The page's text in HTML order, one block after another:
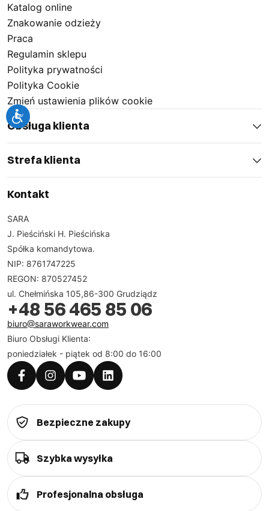
Katalog online
Znakowanie odzieży
Praca
Regulamin sklepu
Polityka prywatności
Polityka Cookie
Zmień ustawienia plików cookie
Obsługa klienta
Strefa klienta
Kontakt
SARA
J. Pieściński H. Pieścińska
Spółka komandytowa.
NIP: 8761747225
REGON: 870527452
ul. Chełmińska 105,86-300 Grudziądz
+48 56 465 85 06
biuro@saraworkwear.com
Biuro Obsługi Klienta:
poniedziałek - piątek od 8:00 do 16:00
Bezpieczne zakupy
Szybka wysyłka
Profesjonalna obsługa